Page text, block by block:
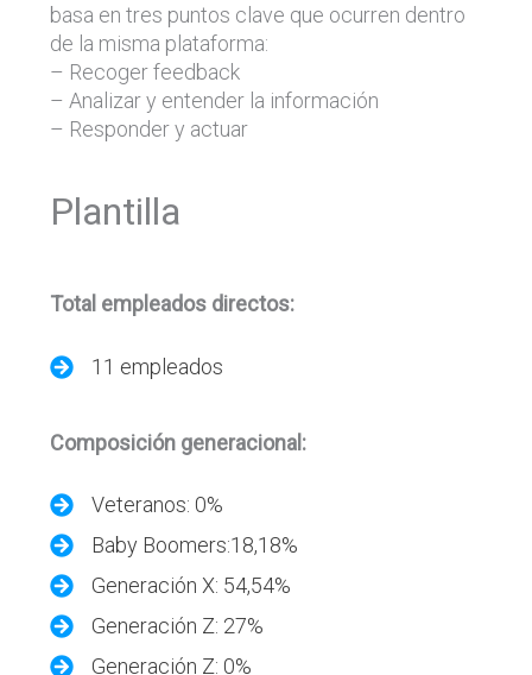
basa en tres puntos clave que ocurren dentro
de la misma plataforma:
– Recoger feedback
– Analizar y entender la información
– Responder y actuar
Plantilla
Total empleados directos:
11 empleados
Composición generacional:
Veteranos: 0%
Baby Boomers:18,18%
Generación X: 54,54%
Generación Z: 27%
Generación Z: 0%